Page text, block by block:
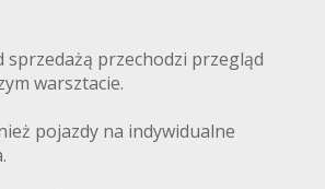
sprzedażą przechodzi przegląd
warsztacie.
pojazdy na indywidualne